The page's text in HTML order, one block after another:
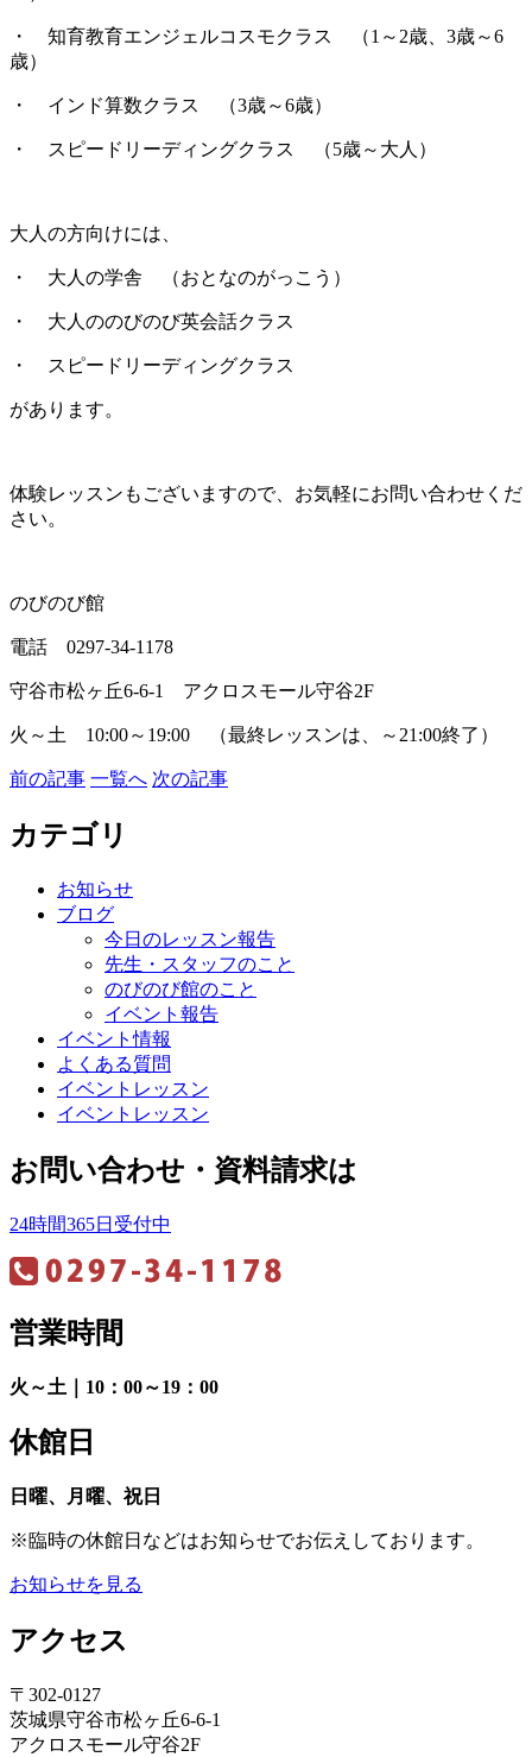
・ 知育教育エンジェルコスモクラス （1～2歳、3歳～6
歳）
・ インド算数クラス （3歳～6歳）
・ スピードリーディングクラス （5歳～大人）
大人の方向けには、
・ 大人の学舎 （おとなのがっこう）
・ 大人ののびのび英会話クラス
・ スピードリーディングクラス
があります。
体験レッスンもございますので、お気軽にお問い合わせくだ
さい。
のびのび館
電話 0297-34-1178
守谷市松ヶ丘6-6-1 アクロスモール守谷2F
火～土 10:00～19:00 （最終レッスンは、～21:00終了）
前の記事 一覧へ 次の記事
カテゴリ
お知らせ
ブログ
今日のレッスン報告
先生・スタッフのこと
のびのび館のこと
イベント報告
イベント情報
よくある質問
イベントレッスン
イベントレッスン
お問い合わせ・資料請求は
24時間365日受付中
営業時間
火～土｜10：00～19：00
休館日
日曜、月曜、祝日
※臨時の休館日などはお知らせでお伝えしております。
お知らせを見る
アクセス
〒302-0127
茨城県守谷市松ヶ丘6-6-1
アクロスモール守谷2F